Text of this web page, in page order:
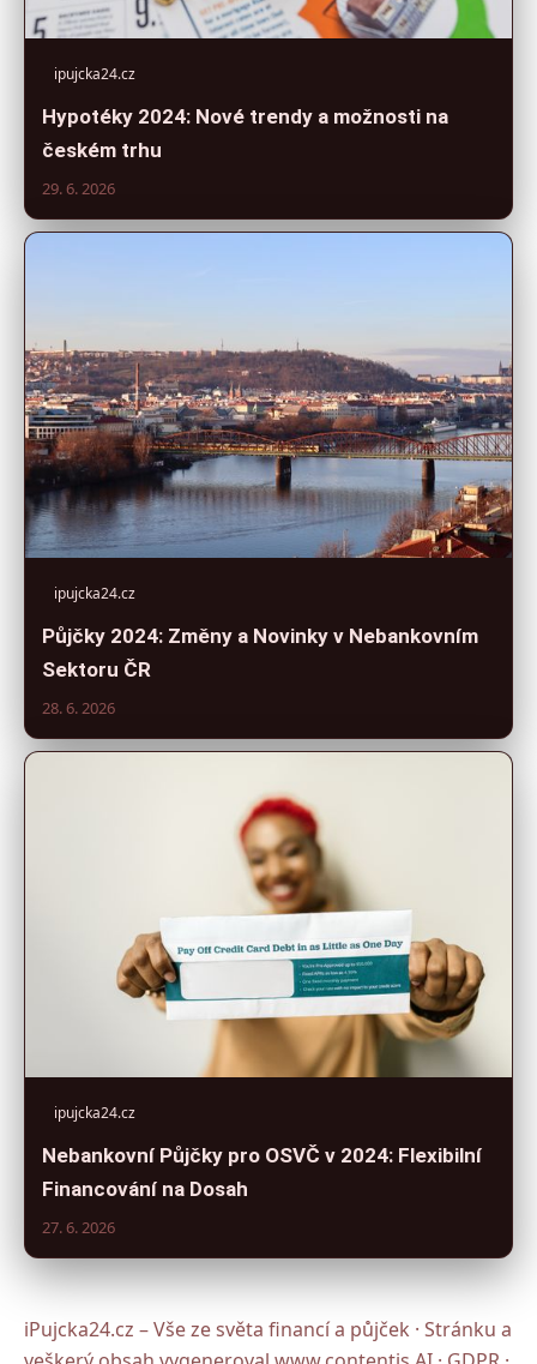
ipujcka24.cz
Hypotéky 2024: Nové trendy a možnosti na
českém trhu
29. 6. 2026
ipujcka24.cz
Půjčky 2024: Změny a Novinky v Nebankovním
Sektoru ČR
28. 6. 2026
ipujcka24.cz
Nebankovní Půjčky pro OSVČ v 2024: Flexibilní
Financování na Dosah
27. 6. 2026
iPujcka24.cz – Vše ze světa financí a půjček · Stránku a